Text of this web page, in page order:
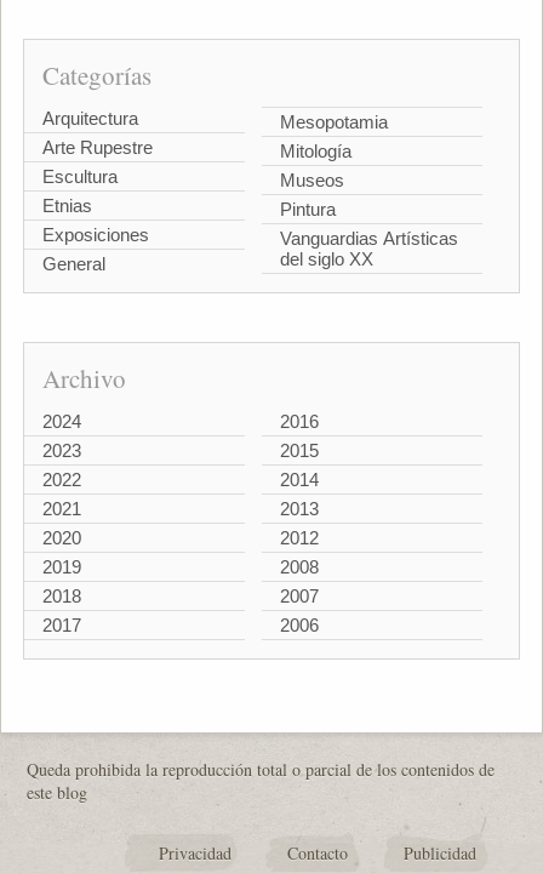
Categorías
Arquitectura
Arte Rupestre
Escultura
Etnias
Exposiciones
General
Mesopotamia
Mitología
Museos
Pintura
Vanguardias Artísticas
del siglo XX
Archivo
2024
2023
2022
2021
2020
2019
2018
2017
2016
2015
2014
2013
2012
2008
2007
2006
Queda prohibida la reproducción total o parcial de los contenidos de
este blog
Privacidad Contacto Publicidad